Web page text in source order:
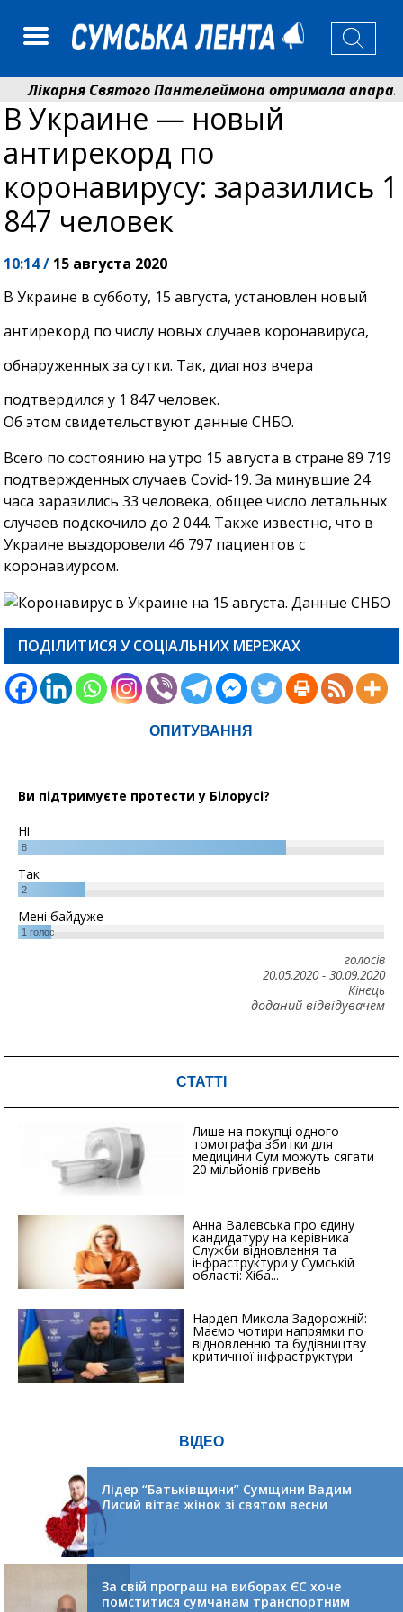
Лікарня Святого Пантелеймона отримала апарат
Артем Кобзар вручив родинам 20 полеглих Героїв
В Украине — новый
антирекорд по
коронавирусу: заразились 1
847 человек
10:14 / 15 августа 2020
В Украине в субботу, 15 августа, установлен новый
антирекорд по числу новых случаев коронавируса,
обнаруженных за сутки. Так, диагноз вчера
подтвердился у 1 847 человек.
Об этом свидетельствуют данные СНБО.
Всего по состоянию на утро 15 августа в стране 89 719
подтвержденных случаев Covid-19. За минувшие 24
часа заразились 33 человека, общее число летальных
случаев подскочило до 2 044. Также известно, что в
Украине выздоровели 46 797 пациентов с
коронавиурсом.
ПОДІЛИТИСЯ У СОЦІАЛЬНИХ МЕРЕЖАХ
ОПИТУВАННЯ
Ви підтримуєте протести у Білорусі?
Ні
8
Так
2
Мені байдуже
1 голос
голосів
20.05.2020- 30.09.2020
Кінець
- доданий відвідувачем
СТАТТІ
Лише на покупці одного
томографа збитки для
медицини Сум можуть сягати
20 мільйонів гривень
Анна Валевська про єдину
кандидатуру на керівника
Служби відновлення та
інфраструктури у Сумській
області: Хіба...
Нардеп Микола Задорожній:
Маємо чотири напрямки по
відновленню та будівництву
критичної інфраструктури
ВІДЕО
Лідер “Батьківщини” Сумщини Вадим
Лисий вітає жінок зі святом весни
За свій програш на виборах ЄС хоче
помститися сумчанам транспортним